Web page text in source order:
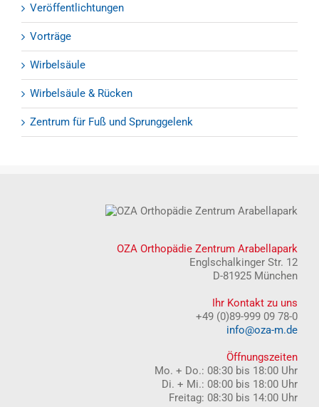
Veröffentlichtungen
Vorträge
Wirbelsäule
Wirbelsäule & Rücken
Zentrum für Fuß und Sprunggelenk
OZA Orthopädie Zentrum Arabellapark
Englschalkinger Str. 12
D-81925 München
Ihr Kontakt zu uns
+49 (0)89-999 09 78-0
info@oza-m.de
Öffnungszeiten
Mo. + Do.: 08:30 bis 18:00 Uhr
Di. + Mi.: 08:00 bis 18:00 Uhr
Freitag: 08:30 bis 14:00 Uhr